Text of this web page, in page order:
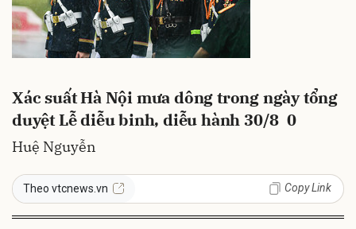
Xác suất Hà Nội mưa dông trong ngày tổng
duyệt Lễ diễu binh, diễu hành 30/8 0
Huệ Nguyễn
Theo vtcnews.vn Copy Link